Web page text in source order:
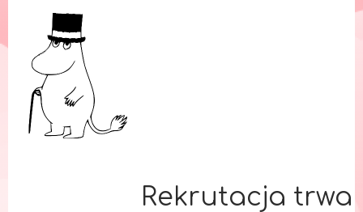
Rekrutacja trwa